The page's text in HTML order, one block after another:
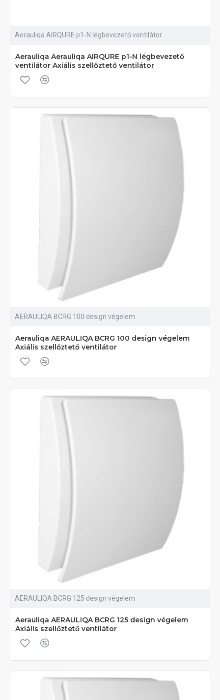
Aerauliqa AIRQURE p1-N légbevezető ventilátor
Aerauliqa Aerauliqa AIRQURE p1-N légbevezető
ventilátor Axiális szellőztető ventilátor
AERAULIQA BCRG 100 design végelem
Aerauliqa AERAULIQA BCRG 100 design végelem
Axiális szellőztető ventilátor
AERAULIQA BCRG 125 design végelem
Aerauliqa AERAULIQA BCRG 125 design végelem
Axiális szellőztető ventilátor